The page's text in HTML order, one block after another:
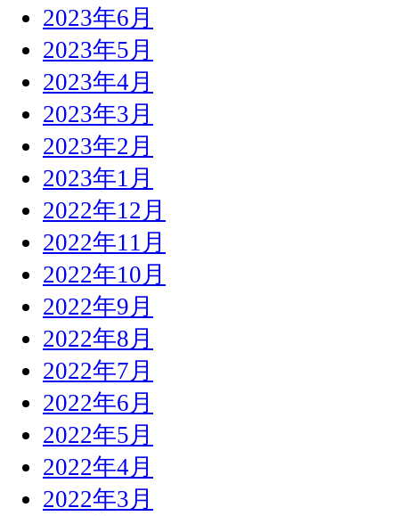
2023年6月
2023年5月
2023年4月
2023年3月
2023年2月
2023年1月
2022年12月
2022年11月
2022年10月
2022年9月
2022年8月
2022年7月
2022年6月
2022年5月
2022年4月
2022年3月